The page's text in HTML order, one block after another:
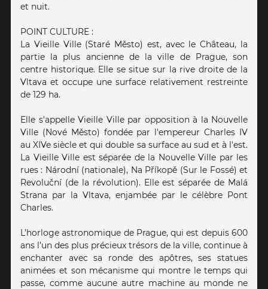
et nuit.
POINT CULTURE :
La Vieille Ville (Staré Město) est, avec le Château, la
partie la plus ancienne de la ville de Prague, son
centre historique. Elle se situe sur la rive droite de la
Vltava et occupe une surface relativement restreinte
de 129 ha.
Elle s'appelle Vieille Ville par opposition à la Nouvelle
Ville (Nové Město) fondée par l'empereur Charles IV
au XIVe siècle et qui double sa surface au sud et à l'est.
La Vieille Ville est séparée de la Nouvelle Ville par les
rues : Národní (nationale), Na Příkopě (Sur le Fossé) et
Revoluční (de la révolution). Elle est séparée de Malá
Strana par la Vltava, enjambée par le célèbre Pont
Charles.
L’horloge astronomique de Prague, qui est depuis 600
ans l’un des plus précieux trésors de la ville, continue à
enchanter avec sa ronde des apôtres, ses statues
animées et son mécanisme qui montre le temps qui
passe, comme aucune autre machine au monde ne